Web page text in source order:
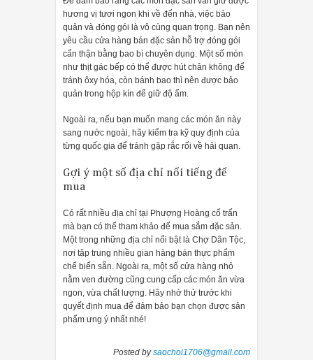
hương vị tươi ngon khi về đến nhà, việc bảo
quản và đóng gói là vô cùng quan trọng. Bạn nên
yêu cầu cửa hàng bán đặc sản hỗ trợ đóng gói
cẩn thận bằng bao bì chuyên dụng. Một số món
như thịt gác bếp có thể được hút chân không để
tránh ôxy hóa, còn bánh bao thì nên được bảo
quản trong hộp kín để giữ độ ẩm.
Ngoài ra, nếu bạn muốn mang các món ăn này
sang nước ngoài, hãy kiểm tra kỹ quy định của
từng quốc gia để tránh gặp rắc rối về hải quan.
Gợi ý một số địa chỉ nổi tiếng để
mua
Có rất nhiều địa chỉ tại Phượng Hoàng cổ trấn
mà bạn có thể tham khảo để mua sắm đặc sản.
Một trong những địa chỉ nổi bật là Chợ Dân Tộc,
nơi tập trung nhiều gian hàng bán thực phẩm
chế biến sẵn. Ngoài ra, một số cửa hàng nhỏ
nằm ven đường cũng cung cấp các món ăn vừa
ngon, vừa chất lượng. Hãy nhớ thử trước khi
quyết định mua để đảm bảo bạn chọn được sản
phẩm ưng ý nhất nhé!
Posted bysaochoi1706@gmail.com